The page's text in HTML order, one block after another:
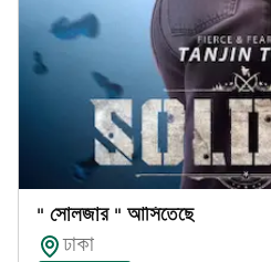
" সোলজার " আসিতেছে
ঢাকা